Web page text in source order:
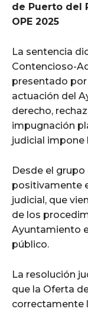
de Puerto del
OPE 2025
La sentencia
Contencioso-
presentado
actuación del
derecho,
impugnación
judicial impone
Desde el
positivamente
judicial, que
de los
Ayuntamiento
público.
La resolución
que la Oferta
correctamente